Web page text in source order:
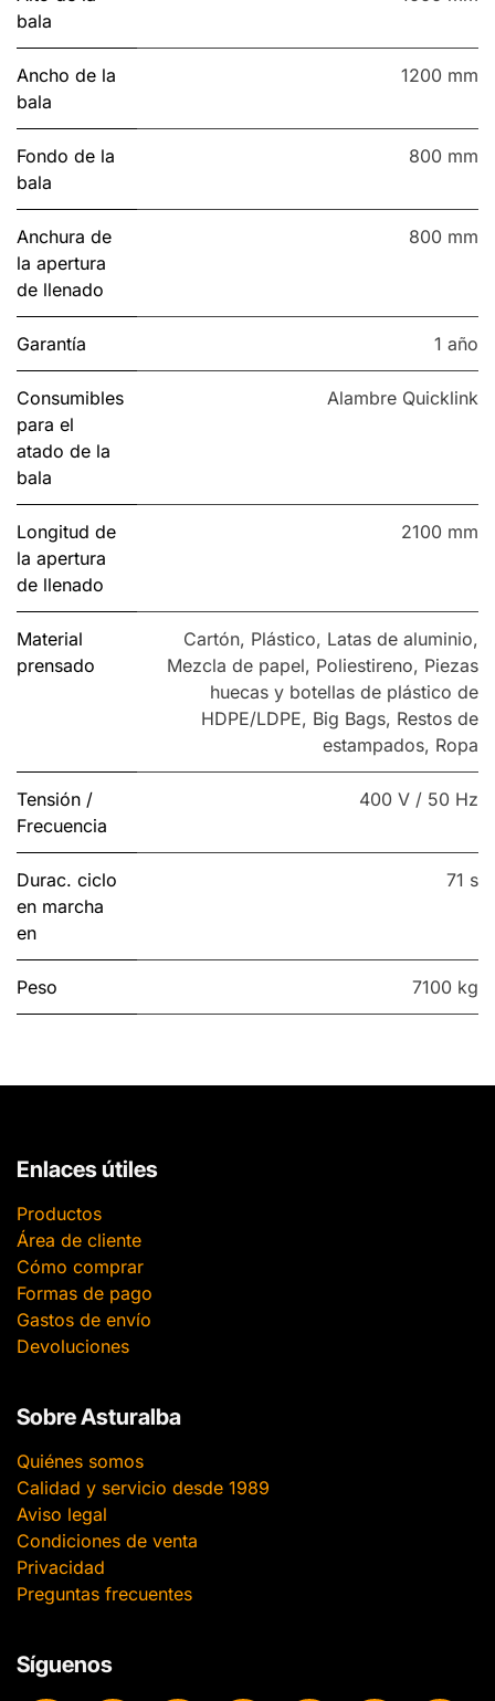
bala
Ancho de la
bala
1200 mm
Fondo de la
bala
800 mm
Anchura de
la apertura
de llenado
800 mm
Garantía 1 año
Consumibles
para el
atado de la
bala
Alambre Quicklink
Longitud de
la apertura
de llenado
2100 mm
Material
prensado
Cartón, Plástico, Latas de aluminio,
Mezcla de papel, Poliestireno, Piezas
huecas y botellas de plástico de
HDPE/LDPE, Big Bags, Restos de
estampados, Ropa
Tensión /
Frecuencia
400 V / 50 Hz
Durac. ciclo
en marcha
en
71 s
Peso 7100 kg
Enlaces útiles
Productos
Área de cliente
Cómo comprar
Formas de pago
Gastos de envío
Devoluciones
Sobre Asturalba
Quiénes somos
Calidad y servicio desde 1989
Aviso legal
Condiciones de venta
Privacidad
Preguntas frecuentes
Síguenos